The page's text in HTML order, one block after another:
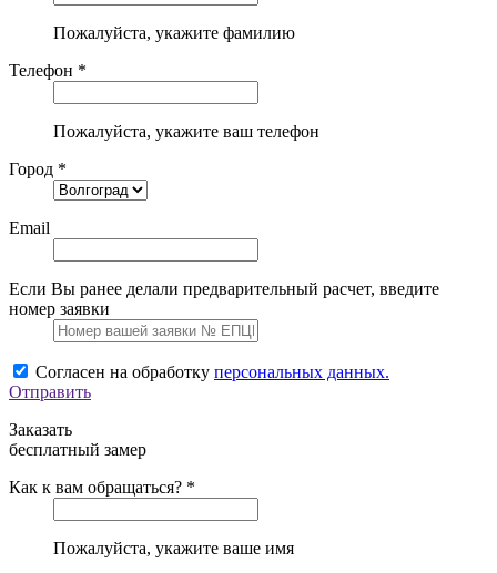
Пожалуйста, укажите фамилию
Телефон *
Пожалуйста, укажите ваш телефон
Город *
Email
Если Вы ранее делали предварительный расчет, введите
номер заявки
Согласен на обработку персональных данных.
Отправить
Заказать
бесплатный замер
Как к вам обращаться? *
Пожалуйста, укажите ваше имя